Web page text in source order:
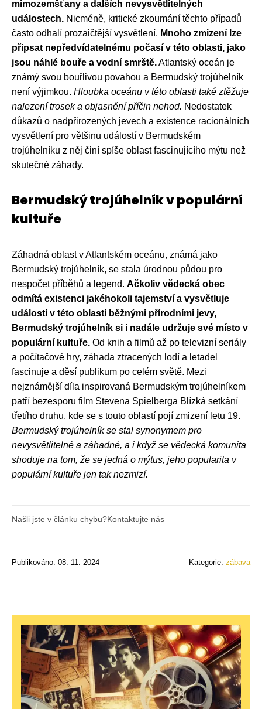
mimozemšťany a dalších nevysvětlitelných
událostech. Nicméně, kritické zkoumání těchto případů
často odhalí prozaičtější vysvětlení. Mnoho zmizení lze
připsat nepředvídatelnému počasí v této oblasti, jako
jsou náhlé bouře a vodní smrště.Atlantský oceán je
známý svou bouřlivou povahou a Bermudský trojúhelník
není výjimkou. Hloubka oceánu v této oblasti také ztěžuje
nalezení trosek a objasnění příčin nehod. Nedostatek
důkazů o nadpřirozených jevech a existence racionálních
vysvětlení pro většinu událostí v Bermudském
trojúhelníku z něj činí spíše oblast fascinujícího mýtu než
skutečné záhady.
Bermudský trojúhelník v populární
kultuře
Záhadná oblast v Atlantském oceánu, známá jako
Bermudský trojúhelník, se stala úrodnou půdou pro
nespočet příběhů a legend. Ačkoliv vědecká obec
odmítá existenci jakéhokoli tajemství a vysvětluje
události v této oblasti běžnými přírodními jevy,
Bermudský trojúhelník si i nadále udržuje své místo v
populární kultuře. Od knih a filmů až po televizní seriály
a počítačové hry, záhada ztracených lodí a letadel
fascinuje a děsí publikum po celém světě. Mezi
nejznámější díla inspirovaná Bermudským trojúhelníkem
patří bezesporu film Stevena Spielberga Blízká setkání
třetího druhu, kde se s touto oblastí pojí zmizení letu 19.
Bermudský trojúhelník se stal synonymem pro
nevysvětlitelné a záhadné, a i když se vědecká komunita
shoduje na tom, že se jedná o mýtus, jeho popularita v
populární kultuře jen tak nezmizí.
Našli jste v článku chybu?Kontaktujte nás
Publikováno: 08. 11. 2024 Kategorie: zábava